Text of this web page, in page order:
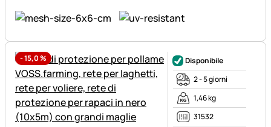
-15,0%
Disponibile
2 - 5 giorni
1,46 kg
31532